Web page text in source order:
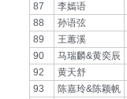
87
李嫣语
88
孙语弦
89
王蕙溪
90
马瑞麟&黄奕辰
92
黄天舒
93
陈嘉玲&陈颖帆